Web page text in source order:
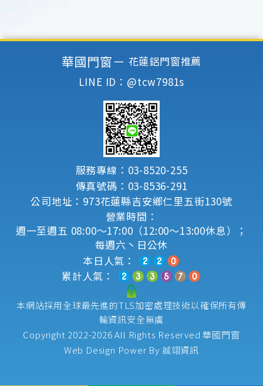
華國門窗－ 花蓮鋁門窗推薦
LINE ID：@tcw7981s
服務專線：03-8520-255
傳真號碼：03-8536-291
公司地址：973花蓮縣吉安鄉仁里五街130號
營業時間：
週一至週五 08:00～17:00（12:00～13:00休息）；
每週六丶日公休
本日人氣：
累計人氣：
本網站採用全球最先進的TLS加密處理技術以確保所有傳
輸資訊安全無虞
Copyright 2022-2026 All Rights Reserved華國門窗
Web Design Power By 誠翊資訊